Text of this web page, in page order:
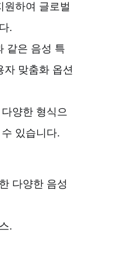
원하여 글로벌
.
같은 음성 특
자 맞춤화 옵션
양한 형식으
있습니다.
다양한 음성
.